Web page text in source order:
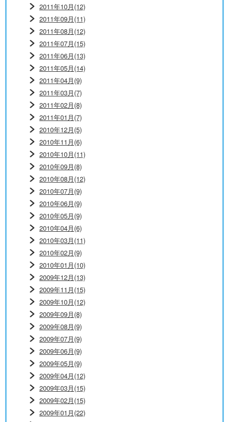
2011年10月(12)
2011年09月(11)
2011年08月(12)
2011年07月(15)
2011年06月(13)
2011年05月(14)
2011年04月(9)
2011年03月(7)
2011年02月(8)
2011年01月(7)
2010年12月(5)
2010年11月(6)
2010年10月(11)
2010年09月(8)
2010年08月(12)
2010年07月(9)
2010年06月(9)
2010年05月(9)
2010年04月(6)
2010年03月(11)
2010年02月(9)
2010年01月(10)
2009年12月(13)
2009年11月(15)
2009年10月(12)
2009年09月(8)
2009年08月(9)
2009年07月(9)
2009年06月(9)
2009年05月(9)
2009年04月(12)
2009年03月(15)
2009年02月(15)
2009年01月(22)